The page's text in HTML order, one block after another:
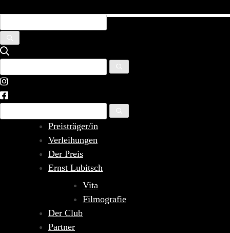
content
Preisträger/in
Verleihungen
Der Preis
Ernst Lubitsch
Vita
Filmografie
Der Club
Partner